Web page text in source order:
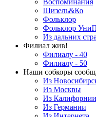
Воспоминания
Шизель&Ко
Фольклор
Фольклор
Из дальних
Филиал жив!
Филиалу - 40
Филиалу - 50
Наши собкоры
Из
Из Москвы
Из Калифорнии
Из Германии